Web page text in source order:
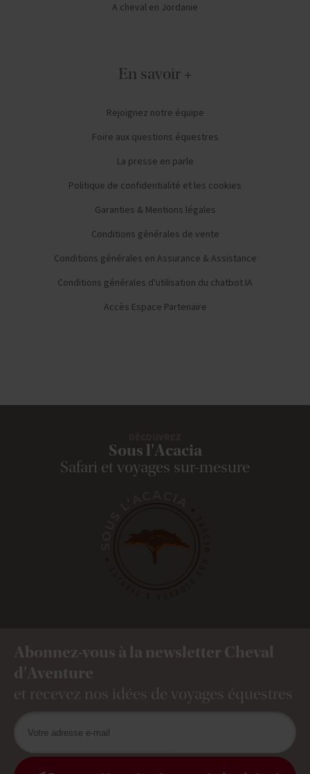
A cheval en Jordanie
En savoir +
Rejoignez notre équipe
Foire aux questions équestres
La presse en parle
Politique de confidentialité et les cookies
Garanties & Mentions légales
Conditions générales de vente
Conditions générales en Assurance & Assistance
Conditions générales d'utilisation du chatbot IA
Accès Espace Partenaire
Sous l'Acacia
Safari et voyages sur-mesure
Abonnez-vous à la newsletter Cheval
d'Aventure
et recevez nos idées de voyages équestres